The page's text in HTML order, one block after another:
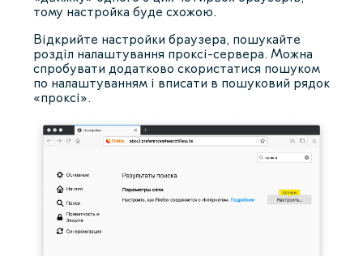
тому настройка буде схожою.
Відкрийте настройки браузера, пошукайте
розділ налаштування проксі-сервера. Можна
спробувати додатково скористатися пошуком
по налаштуванням і вписати в пошуковий рядок
«проксі».